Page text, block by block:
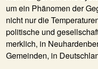
um ein Phänomen der
nicht nur die
politische und
merklich, in
Gemeinden, in